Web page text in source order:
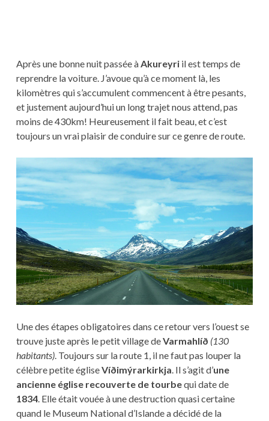
Après une bonne nuit passée àAkureyri il est temps de
reprendre la voiture. J’avoue qu’à ce moment là, les
kilomètres qui s’accumulent commencent à être pesants,
et justement aujourd’hui un long trajet nous attend, pas
moins de 430km! Heureusement il fait beau, et c’est
toujours un vrai plaisir de conduire sur ce genre de route.
Une des étapes obligatoires dans ce retour vers l’ouest se
trouve juste après le petit village deVarmahlíð (130
habitants). Toujours sur la route 1, il ne faut pas louper la
célèbre petite égliseVíðimýrarkirkja. Il s’agit d’une
ancienne église recouverte de tourbequi date de
1834. Elle était vouée à une destruction quasi certaine
quand le Museum National d’Islande a décidé de la